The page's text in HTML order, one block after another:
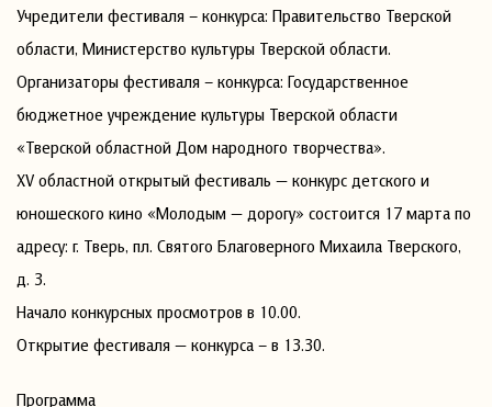
Учредители фестиваля – конкурса: Правительство Тверской
области, Министерство культуры Тверской области.
Организаторы фестиваля – конкурса: Государственное
бюджетное учреждение культуры Тверской области
«Тверской областной Дом народного творчества».
XV областной открытый фестиваль — конкурс детского и
юношеского кино «Молодым — дорогу» состоится 17 марта по
адресу: г. Тверь, пл. Святого Благоверного Михаила Тверского,
д. 3.
Начало конкурсных просмотров в 10.00.
Открытие фестиваля — конкурса – в 13.30.
Программа